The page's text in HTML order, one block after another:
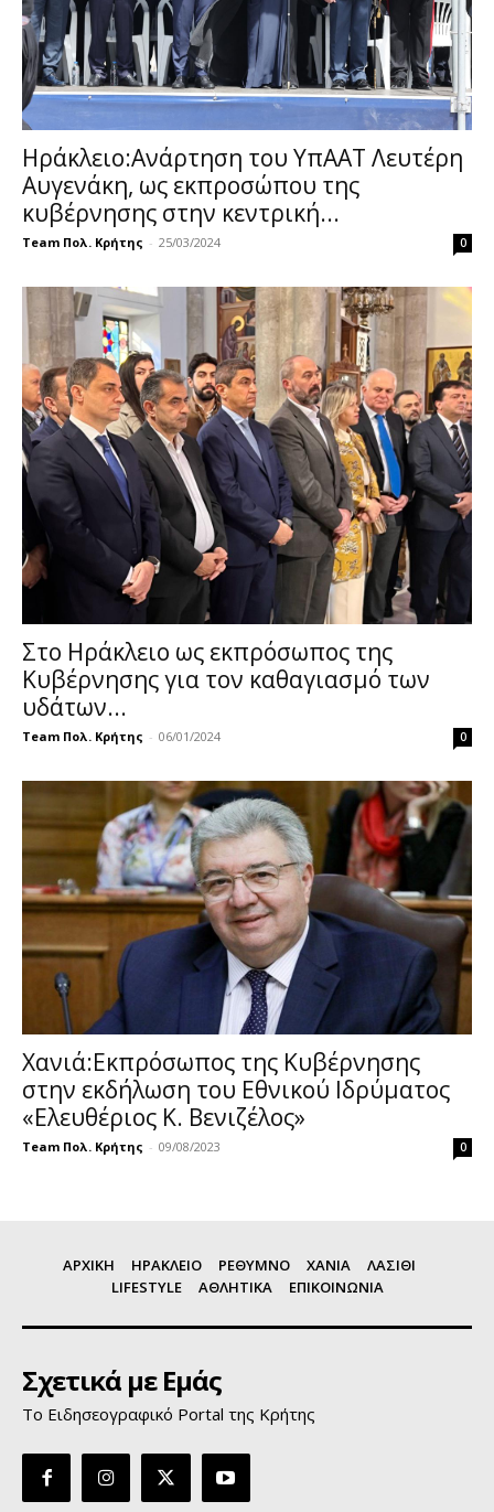
Ηράκλειο:Ανάρτηση του ΥπΑΑΤ Λευτέρη
Αυγενάκη, ως εκπροσώπου της
κυβέρνησης στην κεντρική...
Team Πολ. Κρήτης - 25/03/2024 0
Στο Ηράκλειο ως εκπρόσωπος της
Κυβέρνησης για τον καθαγιασμό των
υδάτων...
Team Πολ. Κρήτης - 06/01/2024 0
Χανιά:Εκπρόσωπος της Κυβέρνησης
στην εκδήλωση του Εθνικού Ιδρύματος
«Ελευθέριος Κ. Βενιζέλος»
Team Πολ. Κρήτης - 09/08/2023 0
ΑΡΧΙΚΗ ΗΡΑΚΛΕΙΟ ΡΕΘΥΜΝΟ ΧΑΝΙΑ
ΛΑΣΙΘΙ
LIFESTYLE
ΑΘΛΗΤΙΚΑ ΕΠΙΚΟΙΝΩΝΙΑ
Σχετικά με Εμάς
Το Ειδησεογραφικό Portal της Κρήτης